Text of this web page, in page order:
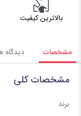
بالاترین کیفیت
مشخصات دیدگاه
مشخصات کلی
برند